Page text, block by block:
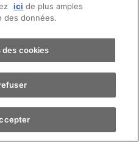
sur route
une voiture
ici de plus amples
des données.
des cookies